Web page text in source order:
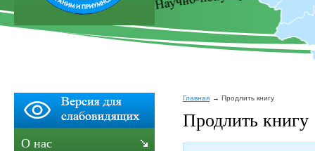
Главная Продлить книгу
Продлить книгу
О нас